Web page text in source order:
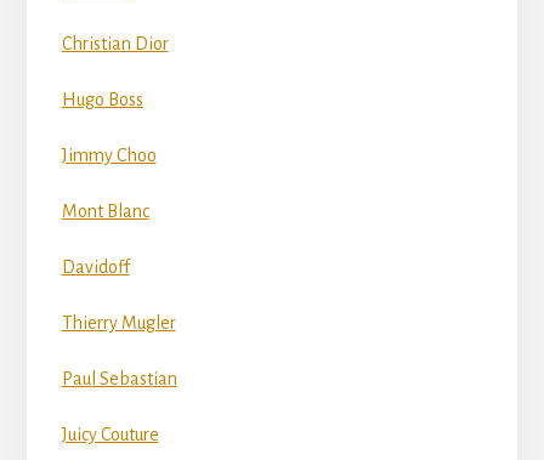
Christian Dior
Hugo Boss
Jimmy Choo
Mont Blanc
Davidoff
Thierry Mugler
Paul Sebastian
Juicy Couture